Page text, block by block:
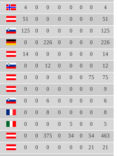
4 0 0 0 0 0 0 4
51 0 0 0 0 0 0 51
125 0 0 0 0 0 0 125
0 0 226 0 0 0 0 226
14 0 0 0 0 0 0 14
0 0 12 0 0 0 0 12
0 0 0 0 0 0 75 75
9 0 0 0 0 0 0 9
0 0 6 0 0 0 0 6
0 0 8 0 0 0 0 8
0 0 0 0 5 0 0 5
0 0 375 0 34 0 54 463
0 0 0 0 0 0 21 21